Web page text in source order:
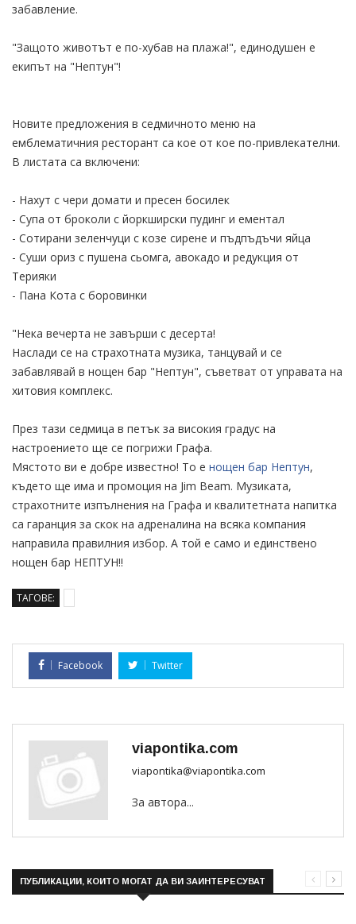
забавление.
"Защото животът е по-хубав на плажа!", единодушен е
екипът на "Нептун"!
Новите предложения в седмичното меню на
емблематичния ресторант са кое от кое по-привлекателни.
В листата са включени:
- Нахут с чери домати и пресен босилек
- Супа от броколи с йоркширски пудинг и ементал
- Сотирани зеленчуци с козе сирене и пъдпъдъчи яйца
- Суши ориз с пушена сьомга, авокадо и редукция от
Терияки
- Пана Кота с боровинки
"Нека вечерта не завърши с десерта!
Наслади се на страхотната музика, танцувай и се
забавлявай в нощен бар "Нептун", съветват от управата на
хитовия комплекс.
През тази седмица в петък за високия градус на
настроението ще се погрижи Графа.
Мястото ви е добре известно! То е нощен бар Нептун,
където ще има и промоция на Jim Beam. Музиката,
страхотните изпълнения на Графа и квалитетната напитка
са гаранция за скок на адреналина на всяка компания
направила правилния избор. А той е само и единствено
нощен бар НЕПТУН!!
ТАГОВЕ:
Facebook Twitter
viapontika.com
viapontika@viapontika.com
За автора...
ПУБЛИКАЦИИ, КОИТО МОГАТ ДА ВИ ЗАИНТЕРЕСУВАТ